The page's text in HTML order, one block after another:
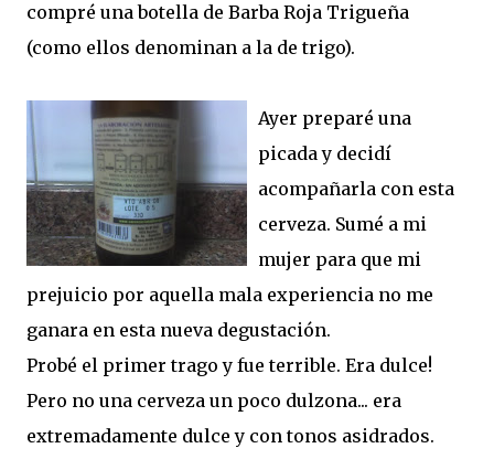
compré una botella de Barba Roja Trigueña
(como ellos denominan a la de trigo).
Ayer preparé una
picada y decidí
acompañarla con esta
cerveza. Sumé a mi
mujer para que mi
prejuicio por aquella mala experiencia no me
ganara en esta nueva degustación.
Probé el primer trago y fue terrible. Era dulce!
Pero no una cerveza un poco dulzona... era
extremadamente dulce y con tonos asidrados.